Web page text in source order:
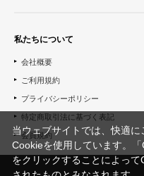
私たちについて
会社概要
ご利用規約
プライバシーポリシー
特定商取引法に基づく表記
会員規約
当ウェブサイトでは、快適に
Cookieを使用しています。「
をクリックすることによっ